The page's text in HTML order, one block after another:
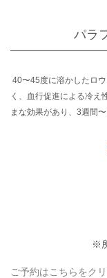
パラ
40〜45度に溶かしたロ
く、血行促進による冷え
まな効果があり、3週間
※
ご予約はこちらをクリ